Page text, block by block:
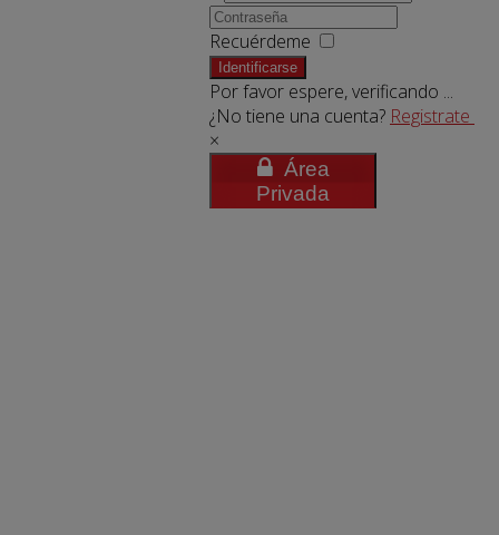
Recuérdeme
Identificarse
Por favor espere, verificando ...
¿No tiene una cuenta? Registrate
×
Área
Privada